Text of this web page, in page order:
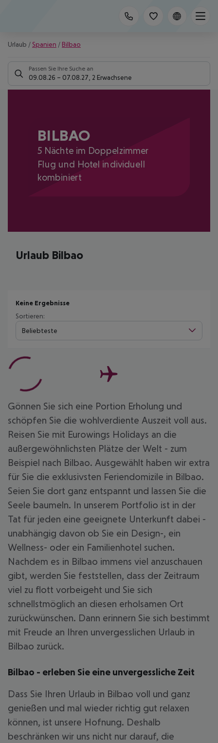
Urlaub / Spanien / Bilbao
Passen Sie Ihre Suche an
09.08.26 – 07.08.27 2 Erwachsene
BILBAO
5 Nächte im Doppelzimmer
Flug und Hotel individuell
kombiniert
Urlaub Bilbao
Keine Ergebnisse
Sortieren:
Beliebteste
Gönnen Sie sich eine Portion Erholung und
schöpfen Sie die wohlverdiente Auszeit voll aus.
Reisen Sie mit Eurowings Holidays an die
außergewöhnlichsten Plätze der Welt - zum
Beispiel nach Bilbao. Ausgewählt haben wir extra
für Sie die exklusivsten Feriendomizile in Bilbao.
Seien Sie dort ganz entspannt und lassen Sie die
Seele baumeln. In unserem Portfolio ist in der
Tat für jeden eine geeignete Unterkunft dabei -
unabhängig davon ob Sie ein Design-, ein
Wellness- oder ein Familienhotel suchen.
Nachdem es in Bilbao immens viel anzuschauen
gibt, werden Sie feststellen, dass der Zeitraum
viel zu flott vorbeigeht und Sie sich
schnellstmöglich an diesen erholsamen Ort
zurückwünschen. Dann erinnern Sie sich bestimmt
mit Freude an Ihren unvergesslichen Urlaub in
Bilbao zurück.
Bilbao - erleben Sie eine unvergessliche Zeit
Dass Sie Ihren Urlaub in Bilbao voll und ganz
genießen und mal wieder richtig gut relaxen
können, ist unsere Hofnung. Deshalb
beschränken wir uns nicht nur darauf, die